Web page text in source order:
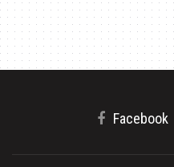
Facebook